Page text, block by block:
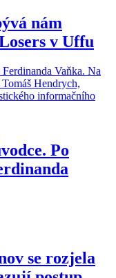
nám
v Uffu
Po
se rozjela